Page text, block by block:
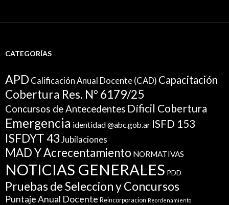
CATEGORÍAS
APD Calificación Anual Docente (CAD) Capacitación
Cobertura Res. N° 6179/25
Concursos de Antecedentes Díficil Cobertura
Emergencia identidad @abc.gob.ar ISFD 153
ISFDYT 43 Jubilaciones
MAD Y Acrecentamiento NORMATIVAS
NOTICIAS GENERALES PDD
Pruebas de Seleccion y Concursos
Puntaje Anual Docente Reincorporacion Reordenamiento